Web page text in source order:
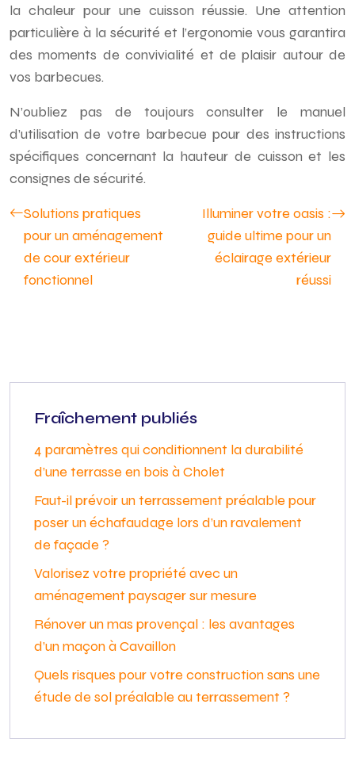
la chaleur pour une cuisson réussie. Une attention
particulière à la sécurité et l’ergonomie vous garantira
des moments de convivialité et de plaisir autour de
vos barbecues.
N’oubliez pas de toujours consulter le manuel
d’utilisation de votre barbecue pour des instructions
spécifiques concernant la hauteur de cuisson et les
consignes de sécurité.
Solutions pratiques
pour un aménagement
de cour extérieur
fonctionnel
Illuminer votre oasis :
guide ultime pour un
éclairage extérieur
réussi
Fraîchement publiés
4 paramètres qui conditionnent la durabilité
d’une terrasse en bois à Cholet
Faut-il prévoir un terrassement préalable pour
poser un échafaudage lors d’un ravalement
de façade ?
Valorisez votre propriété avec un
aménagement paysager sur mesure
Rénover un mas provençal : les avantages
d’un maçon à Cavaillon
Quels risques pour votre construction sans une
étude de sol préalable au terrassement ?